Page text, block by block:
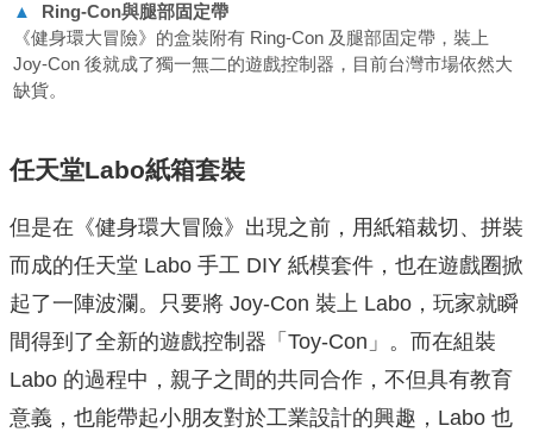
▲ Ring-Con與腿部固定帶
《健身環大冒險》的盒裝附有 Ring-Con 及腿部固定帶，裝上
Joy-Con 後就成了獨一無二的遊戲控制器，目前台灣市場依然大
缺貨。
任天堂Labo紙箱套裝
但是在《健身環大冒險》出現之前，用紙箱裁切、拼裝
而成的任天堂 Labo 手工 DIY 紙模套件，也在遊戲圈掀
起了一陣波瀾。只要將 Joy-Con 裝上 Labo，玩家就瞬
間得到了全新的遊戲控制器「Toy-Con」。而在組裝
Labo 的過程中，親子之間的共同合作，不但具有教育
意義，也能帶起小朋友對於工業設計的興趣，Labo 也